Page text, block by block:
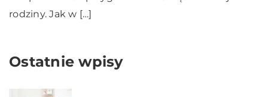
rodziny. Jak w […]
Ostatnie wpisy